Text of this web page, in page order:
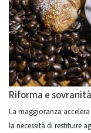
Riforma e
La maggioranza
la necessità di restituire